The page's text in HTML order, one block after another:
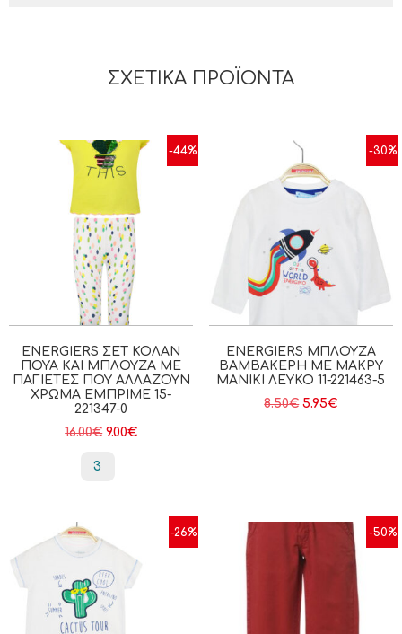
ΣΧΕΤΙΚΆ ΠΡΟΪΌΝΤΑ
-44%
ENERGIERS ΣΕΤ ΚΟΛΆΝ
ΠΟΥΆ ΚΑΙ ΜΠΛΟΎΖΑ ΜΕ
ΠΑΓΙΈΤΕΣ ΠΟΥ ΑΛΛΆΖΟΥΝ
ΧΡΏΜΑ ΕΜΠΡΙΜΕ 15-
221347-0
16.00€ 9.00€
3
-30%
ENERGIERS ΜΠΛΟΎΖΑ
ΒΑΜΒΑΚΕΡΉ ΜΕ ΜΑΚΡΎ
ΜΑΝΊΚΙ ΛΕΥΚΟ 11-221463-5
8.50€ 5.95€
-26% -50%